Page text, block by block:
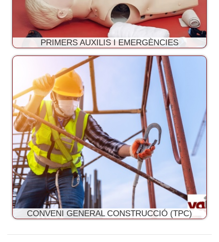
PRIMERS AUXILIS I EMERGÈNCIES
CONVENI GENERAL CONSTRUCCIÓ (TPC)